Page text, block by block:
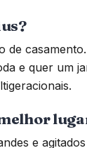
de
e quer um
e